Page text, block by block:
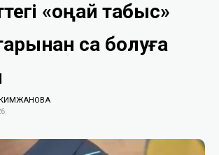
«оңай табыс»
сақ болуға